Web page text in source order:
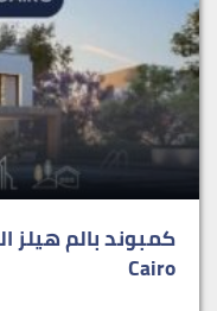
Cairo